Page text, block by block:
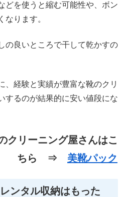
どを使うと縮む可能性や、ボン
なります。
の良いところで干して乾かすの
、経験と実績が豊富な靴のクリ
するのが結果的に安い値段にな
クリーニング屋さんはこ
ちら ⇒ 美靴パック
ンタル収納はもった